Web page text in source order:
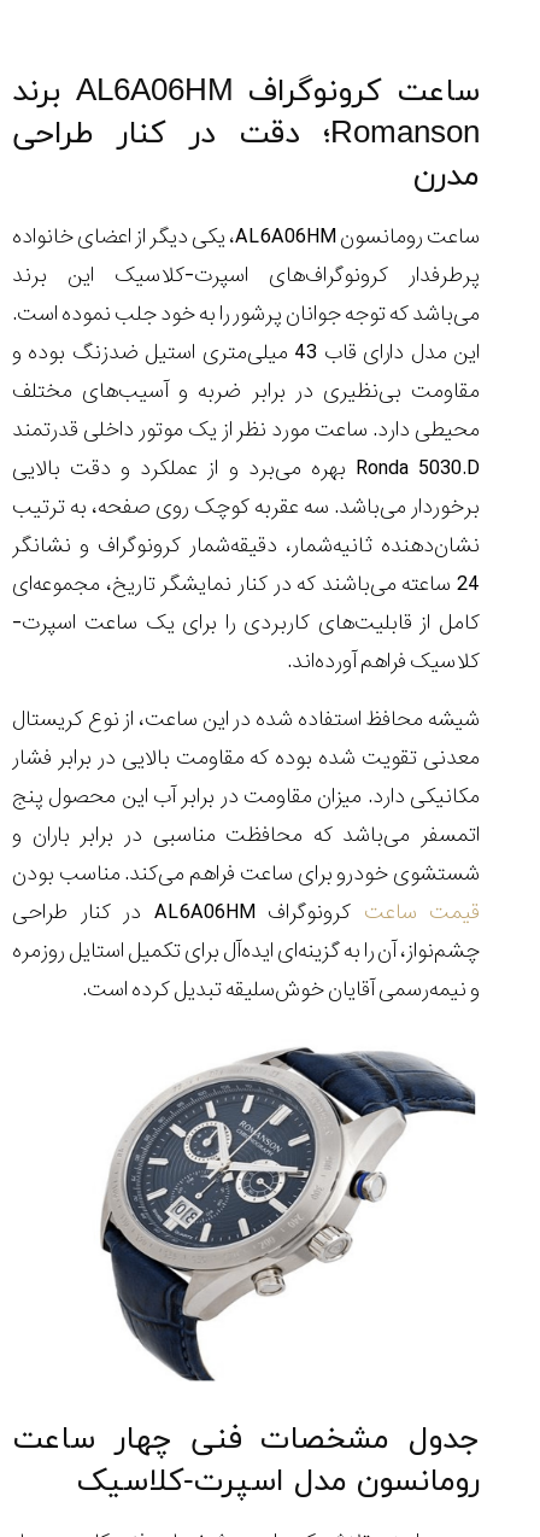
ساعت کرونوگراف AL6A06HM برند
Romanson؛ دقت در کنار طراحی
مدرن
ساعت رومانسون AL6A06HM، یکی دیگر از اعضای خانواده
پرطرفدار کرونوگراف‌های اسپرت-کلاسیک این برند
می‌باشد که توجه جوانان پرشور را به خود جلب نموده است.
این مدل دارای قاب 43 میلی‌متری استیل ضدزنگ بوده و
مقاومت بی‌نظیری در برابر ضربه و آسیب‌های مختلف
محیطی دارد. ساعت مورد نظر از یک موتور داخلی قدرتمند
Ronda 5030.D بهره می‌برد و از عملکرد و دقت بالایی
برخوردار می‌باشد. سه عقربه کوچک روی صفحه، به ترتیب
نشان‌دهنده ثانیه‌شمار، دقیقه‌شمار کرونوگراف و نشانگر
24 ساعته می‌باشند که در کنار نمایشگر تاریخ، مجموعه‌ای
کامل از قابلیت‌های کاربردی را برای یک ساعت اسپرت-
کلاسیک فراهم آورده‌اند.
شیشه محافظ استفاده شده در این ساعت، از نوع کریستال
معدنی تقویت شده بوده که مقاومت بالایی در برابر فشار
مکانیکی دارد. میزان مقاومت در برابر آب این محصول پنج
اتمسفر می‌باشد که محافظت مناسبی در برابر باران و
شستشوی خودرو برای ساعت فراهم می‌کند. مناسب بودن
قیمت ساعت
کرونوگراف AL6A06HM در کنار طراحی
چشم‌نواز، آن را به گزینه‌ای ایده‌آل برای تکمیل استایل روزمره
و نیمه‌رسمی آقایان خوش‌سلیقه تبدیل کرده است.
جدول مشخصات فنی چهار ساعت
رومانسون مدل اسپرت-کلاسیک